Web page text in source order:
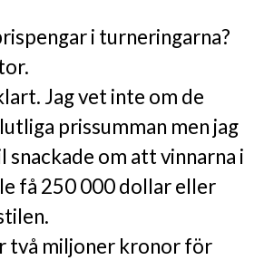
i turneringarna?
Jag vet inte om de
prissumman men jag
om att vinnarna i
få 250 000 dollar eller
två miljoner kronor för